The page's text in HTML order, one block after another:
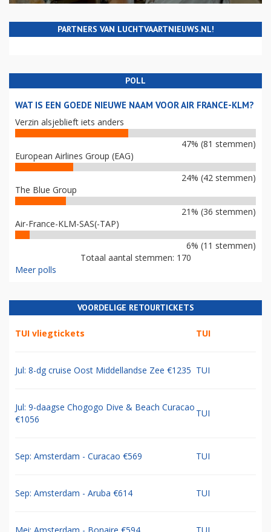
PARTNERS VAN LUCHTVAARTNIEUWS.NL!
POLL
WAT IS EEN GOEDE NIEUWE NAAM VOOR AIR FRANCE-KLM?
Verzin alsjeblieft iets anders
47% (81 stemmen)
European Airlines Group (EAG)
24% (42 stemmen)
The Blue Group
21% (36 stemmen)
Air-France-KLM-SAS(-TAP)
6% (11 stemmen)
Totaal aantal stemmen: 170
Meer polls
VOORDELIGE RETOURTICKETS
TUI vliegtickets TUI
Jul: 8-dg cruise Oost Middellandse Zee €1235 TUI
Jul: 9-daagse Chogogo Dive & Beach Curacao
€1056
TUI
Sep: Amsterdam - Curacao €569 TUI
Sep: Amsterdam - Aruba €614 TUI
Mei: Amsterdam - Bonaire €594 TUI